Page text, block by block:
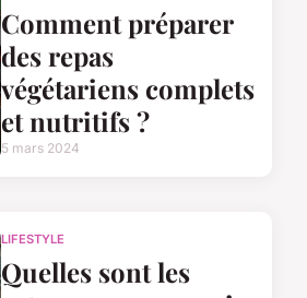
Comment préparer
des repas
végétariens complets
et nutritifs ?
5 mars 2024
LIFESTYLE
Quelles sont les